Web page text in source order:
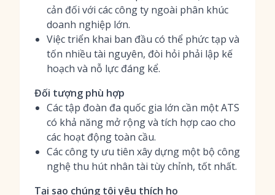
cản đối với các công ty ngoài phân khúc
doanh nghiệp lớn.
Việc triển khai ban đầu có thể phức tạp và
tốn nhiều tài nguyên, đòi hỏi phải lập kế
hoạch và nỗ lực đáng kể.
Đối tượng phù hợp
Các tập đoàn đa quốc gia lớn cần một ATS
có khả năng mở rộng và tích hợp cao cho
các hoạt động toàn cầu.
Các công ty ưu tiên xây dựng một bộ công
nghệ thu hút nhân tài tùy chỉnh, tốt nhất.
Tại sao chúng tôi yêu thích họ